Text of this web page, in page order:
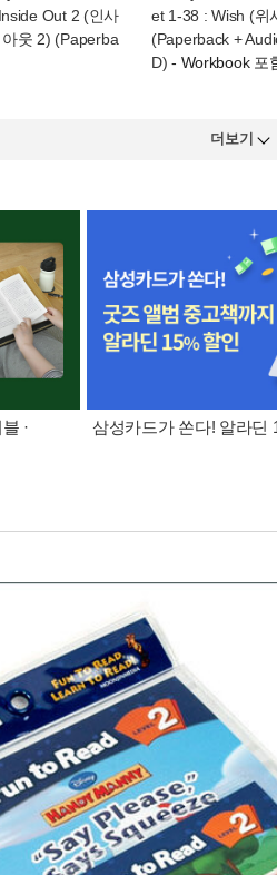
Out 2 (인사
아웃 2) (Paperba
et 1-38 : Wish (위
(Paperback +
D) - Workbook 포
더보기
·
삼성카드가 쏜다! 알라딘